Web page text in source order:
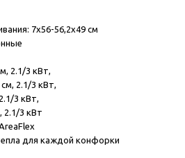
7х56-56,2х49 см
2.1/3 кВт,
2.1/3 кВт,
3 кВт,
2.1/3 кВт
для каждой конфорки